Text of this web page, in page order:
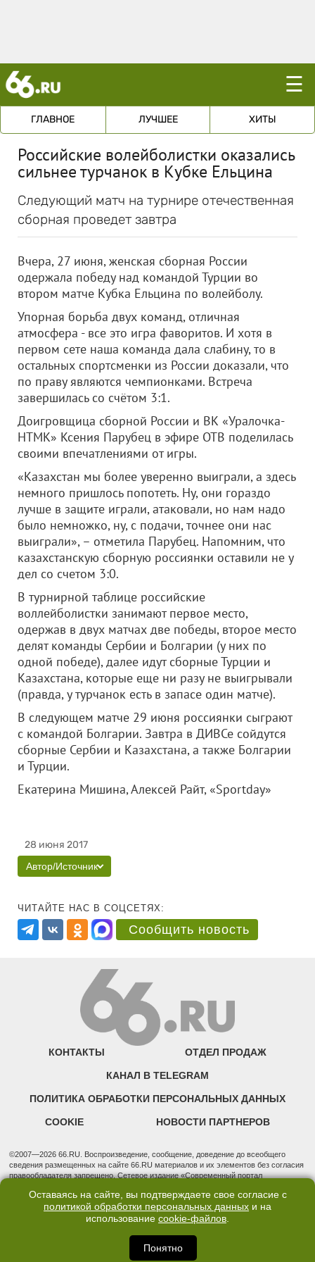
☰
ГЛАВНОЕ ЛУЧШЕЕ ХИТЫ
Российские волейболистки оказались
сильнее турчанок в Кубке Ельцина
Следующий матч на турнире отечественная
сборная проведет завтра
Вчера, 27 июня, женская сборная России
одержала победу над командой Турции во
втором матче Кубка Ельцина по волейболу.
Упорная борьба двух команд, отличная
атмосфера - все это игра фаворитов. И хотя в
первом сете наша команда дала слабину, то в
остальных спортсменки из России доказали, что
по праву являются чемпионками. Встреча
завершилась со счётом 3:1.
Доигровщица сборной России и ВК «Уралочка-
НТМК» Ксения Парубец в эфире ОТВ поделилась
своими впечатлениями от игры.
«Казахстан мы более уверенно выиграли, а здесь
немного пришлось попотеть. Ну, они гораздо
лучше в защите играли, атаковали, но нам надо
было немножко, ну, с подачи, точнее они нас
выиграли», – отметила Парубец. Напомним, что
казахстанскую сборную россиянки оставили не у
дел со счетом 3:0.
В турнирной таблице российские
воллейболистки занимают первое место,
одержав в двух матчах две победы, второе место
делят команды Сербии и Болгарии (у них по
одной победе), далее идут сборные Турции и
Казахстана, которые еще ни разу не выигрывали
(правда, у турчанок есть в запасе один матче).
В следующем матче 29 июня россиянки сыграют
с командой Болгарии. Завтра в ДИВСе сойдутся
сборные Сербии и Казахстана, а также Болгарии
и Турции.
Екатерина Мишина, Алексей Райт, «Sportday»
28 июня 2017
Автор/Источник
ЧИТАЙТЕ НАС В СОЦСЕТЯХ:
Сообщить новость
КОНТАКТЫ ОТДЕЛ ПРОДАЖ
КАНАЛ В TELEGRAM
ПОЛИТИКА ОБРАБОТКИ ПЕРСОНАЛЬНЫХ ДАННЫХ
COOKIE НОВОСТИ ПАРТНЕРОВ
©2007—2026 66.RU. Воспроизведение, сообщение, доведение до всеобщего
сведения размещенных на сайте 66.RU материалов и их элементов без согласия
правообладателя запрещено. Сетевое издание «Современный портал
надзору в сфере связи, информационных технологий и массовых коммуникаций
(Роскомнадзор). Регистрационный номер ЭЛ № ФС 77 - 76634 от 02.09.2019
Учредитель: Общество с ограниченной ответственностью "66.ру". Юридический
3, оф. 7015 Фактический адрес редакции и отдела продаж: 620014, Свердловская
обл., г. Екатеринбург, ул. Бориса Ельцина, д. 3, оф. 7015, +7 (343) 288-50-66
info@news.66.ru Главный редактор: Шлыков Дмитрий Владимирович
Оставаясь на сайте, вы подтверждаете свое согласие с
политикой обработки персональных данных и на
использование cookie-файлов.
Понятно